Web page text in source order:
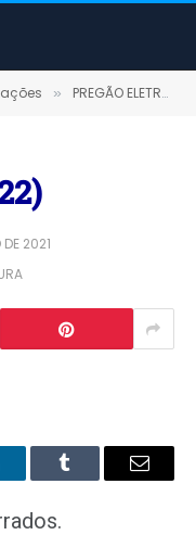
» PREGÃO ELETRÔNICO Nº 011/2020 (Aquisição de contratação de empresa prestadora de serviços de manutenção, instalação, configuração de impressoras e recarga de cartuchos)
2021
Tumblr
E-